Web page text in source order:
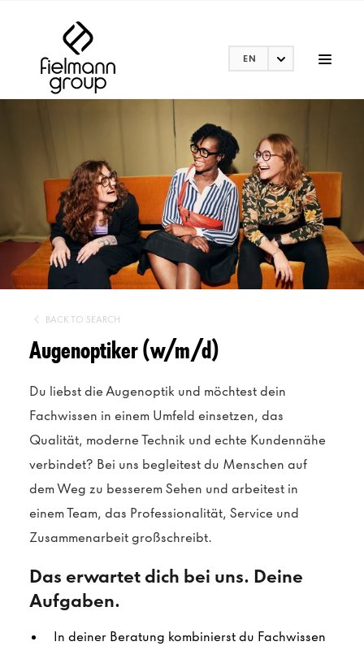
EN
BACK TO SEARCH
Augenoptiker (w/m/d)
Du liebst die Augenoptik und möchtest dein
Fachwissen in einem Umfeld einsetzen, das
Qualität, moderne Technik und echte Kundennähe
verbindet? Bei uns begleitest du Menschen auf
dem Weg zu besserem Sehen und arbeitest in
einem Team, das Professionalität, Service und
Zusammenarbeit großschreibt.
Das erwartet dich bei uns. Deine
Aufgaben.
In deiner Beratung kombinierst du Fachwissen